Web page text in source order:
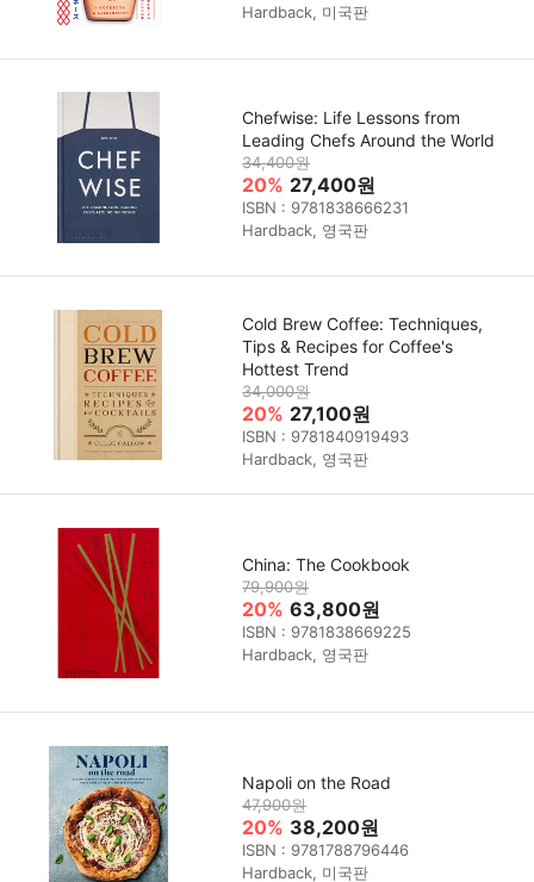
Hardback, 미국판
Chefwise: Life Lessons from
Leading Chefs Around the World
34,400원
20% 27,400원
ISBN : 9781838666231
Hardback, 영국판
Cold Brew Coffee: Techniques,
Tips & Recipes for Coffee's
Hottest Trend
34,000원
20% 27,100원
ISBN : 9781840919493
Hardback, 영국판
China: The Cookbook
79,900원
20% 63,800원
ISBN : 9781838669225
Hardback, 영국판
Napoli on the Road
47,900원
20% 38,200원
ISBN : 9781788796446
Hardback, 미국판